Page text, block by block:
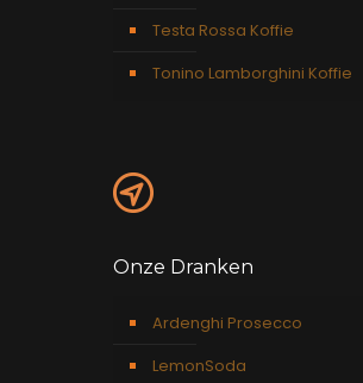
Testa Rossa Koffie
Tonino Lamborghini Koffie
Onze Dranken
Ardenghi Prosecco
LemonSoda